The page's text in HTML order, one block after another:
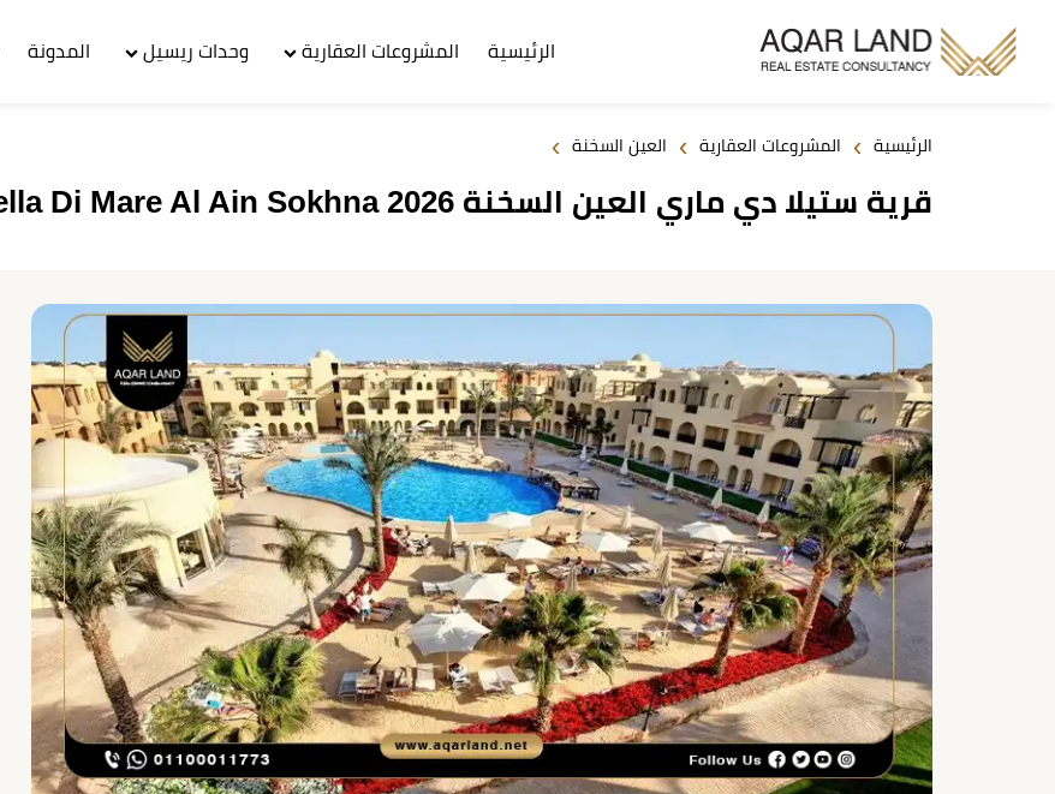
الرئيسية المشروعات العقارية وحدات ريسيل المدونة
الرئيسية › المشروعات العقارية › العين السخنة ›
قرية ستيلا دي ماري العين السخنة 2026 Stella Di Mare Al Ain Sokhna